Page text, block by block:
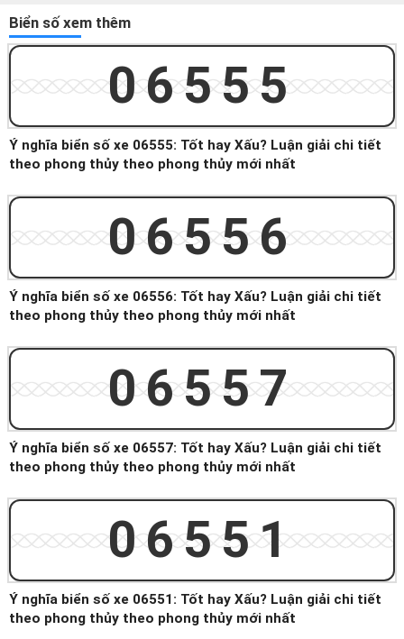
Biển số xem thêm
06555
Ý nghĩa biển số xe 06555: Tốt hay Xấu? Luận giải chi tiết
theo phong thủy theo phong thủy mới nhất
06556
Ý nghĩa biển số xe 06556: Tốt hay Xấu? Luận giải chi tiết
theo phong thủy theo phong thủy mới nhất
06557
Ý nghĩa biển số xe 06557: Tốt hay Xấu? Luận giải chi tiết
theo phong thủy theo phong thủy mới nhất
06551
Ý nghĩa biển số xe 06551: Tốt hay Xấu? Luận giải chi tiết
theo phong thủy theo phong thủy mới nhất